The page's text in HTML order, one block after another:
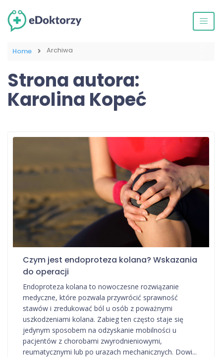
Home Archiwa
Strona autora:
Karolina Kopeć
Czym jest endoproteza kolana? Wskazania
do operacji
Endoproteza kolana to nowoczesne rozwiązanie
medyczne, które pozwala przywrócić sprawność
stawów i zredukować ból u osób z poważnymi
uszkodzeniami kolana. Zabieg ten często staje się
jedynym sposobem na odzyskanie mobilności u
pacjentów z chorobami zwyrodnieniowymi,
reumatycznymi lub po urazach mechanicznych. Dowi...